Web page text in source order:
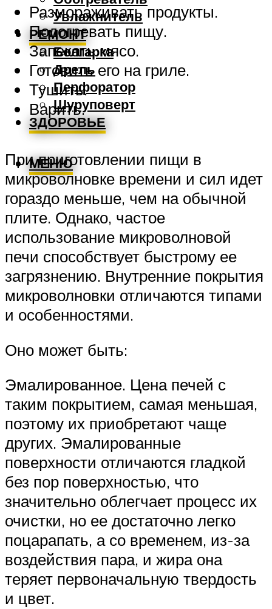
Увлажнитель
РЕМОНТ
Болгарка
Дрель
Перфоратор
Шуруповерт
ЗДОРОВЬЕ
МЕНЮ
Размораживать продукты.
Подогревать пищу.
Запекать мясо.
Готовить его на гриле.
Тушить.
Варить.
При приготовлении пищи в
микроволновке времени и сил идет
гораздо меньше, чем на обычной
плите. Однако, частое
использование микроволновой
печи способствует быстрому ее
загрязнению. Внутренние покрытия
микроволновки отличаются типами
и особенностями.
Оно может быть:
Эмалированное. Цена печей с
таким покрытием, самая меньшая,
поэтому их приобретают чаще
других. Эмалированные
поверхности отличаются гладкой
без пор поверхностью, что
значительно облегчает процесс их
очистки, но ее достаточно легко
поцарапать, а со временем, из-за
воздействия пара, и жира она
теряет первоначальную твердость
и цвет.